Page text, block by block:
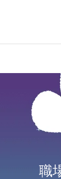
ブランディングサポート
マーケティングサポート
職